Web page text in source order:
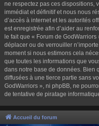
ne respectez pas ces dispositions,
immédiat et définitif et nous nous
d’accès à internet et les autorités
est enregistrée afin d’aider au
le fait que « Forum de
déplacer ou de verrouiller
moment si nous estimons cela
que toutes les informations que
dans notre base de données. Bien
diffusées à une tierce partie sans
GodWarriors », ni phpBB, ne
de tentative de piratage
Accueil du forum